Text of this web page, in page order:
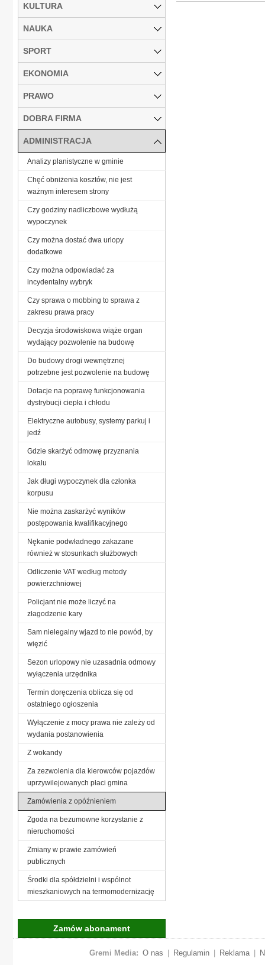
KULTURA
NAUKA
SPORT
EKONOMIA
PRAWO
DOBRA FIRMA
ADMINISTRACJA
Analizy planistyczne w gminie
Chęć obniżenia kosztów, nie jest
ważnym interesem strony
Czy godziny nadliczbowe wydłużą
wypoczynek
Czy można dostać dwa urlopy
dodatkowe
Czy można odpowiadać za
incydentalny wybryk
Czy sprawa o mobbing to sprawa z
zakresu prawa pracy
Decyzja środowiskowa wiąże organ
wydający pozwolenie na budowę
Do budowy drogi wewnętrznej
potrzebne jest pozwolenie na budowę
Dotacje na poprawę funkcjonowania
dystrybucji ciepła i chłodu
Elektryczne autobusy, systemy parkuj i
jedź
Gdzie skarżyć odmowę przyznania
lokalu
Jak długi wypoczynek dla członka
korpusu
Nie można zaskarżyć wyników
postępowania kwalifikacyjnego
Nękanie podwładnego zakazane
również w stosunkach służbowych
Odliczenie VAT według metody
powierzchniowej
Policjant nie może liczyć na
złagodzenie kary
Sam nielegalny wjazd to nie powód, by
więzić
Sezon urlopowy nie uzasadnia odmowy
wyłączenia urzędnika
Termin doręczenia oblicza się od
ostatniego ogłoszenia
Wyłączenie z mocy prawa nie zależy od
wydania postanowienia
Z wokandy
Za zezwolenia dla kierowców pojazdów
uprzywilejowanych płaci gmina
Zamówienia z opóźnieniem
Zgoda na bezumowne korzystanie z
nieruchomości
Zmiany w prawie zamówień
publicznych
Środki dla spółdzielni i wspólnot
mieszkaniowych na termomodernizację
Zamów abonament
Gremi Media: O nas Regulamin Reklama